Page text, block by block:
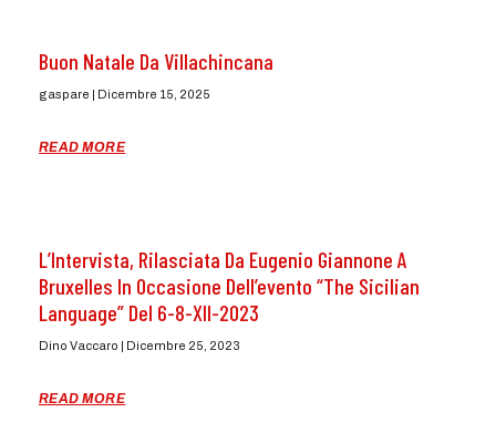
Buon Natale Da Villachincana
gaspare Dicembre 15, 2025
READ MORE
L’Intervista, Rilasciata Da Eugenio Giannone A
Bruxelles In Occasione Dell’evento “The Sicilian
Language” Del 6-8-XII-2023
Dino Vaccaro Dicembre 25, 2023
READ MORE